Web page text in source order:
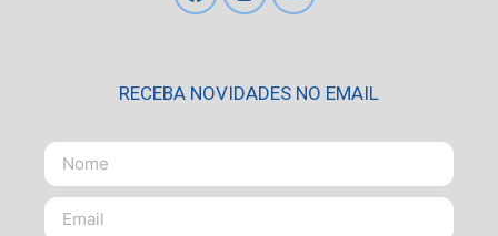
RECEBA NOVIDADES NO EMAIL